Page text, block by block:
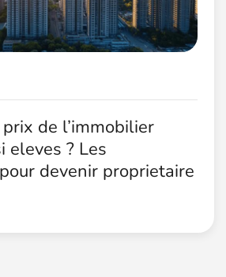
de l’immobilier
eleves ? Les
devenir proprietaire